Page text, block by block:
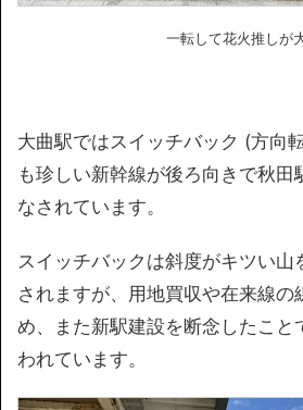
一転して花火推しが
大曲駅ではスイッチバック (方向
も珍しい新幹線が後ろ向きで秋田
なされています。
スイッチバックは斜度がキツい山
されますが、用地買収や在来線の
め、また新駅建設を断念したこと
われています。